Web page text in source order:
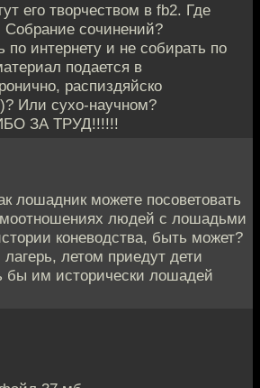
его творчеством в fb2. Где
сочинений?
по интернету и не собирать по
подается в
распиздяйско
Или сухо-научном?
ЗА ТРУД!!!!!!
лошадник можете посоветовать
людей с лошадьми
коневодства, быть может?
летом приедут дети
бы им исторически лошадей